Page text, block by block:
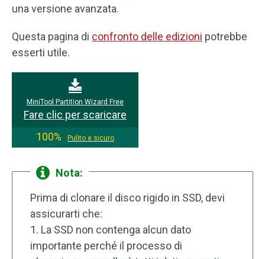
una versione avanzata.
Questa pagina di confronto delle edizioni potrebbe
esserti utile.
MiniTool Partition Wizard Free
Fare clic per scaricare
100%
Pulito e sicuro
Nota:
Prima di clonare il disco rigido in SSD, devi
assicurarti che:
1. La SSD non contenga alcun dato
importante perché il processo di